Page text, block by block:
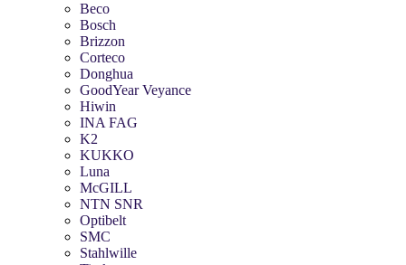
Beco
Bosch
Brizzon
Corteco
Donghua
GoodYear Veyance
Hiwin
INA FAG
K2
KUKKO
Luna
McGILL
NTN SNR
Optibelt
SMC
Stahlwille